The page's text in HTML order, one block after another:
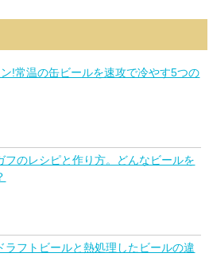
!常温の缶ビールを速攻で冷やす5つの
フのレシピと作り方。どんなビールを
ラフトビールと熱処理したビールの違